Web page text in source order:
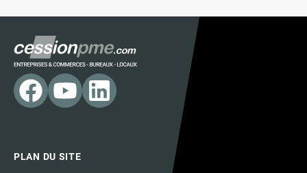
PLAN DU SITE